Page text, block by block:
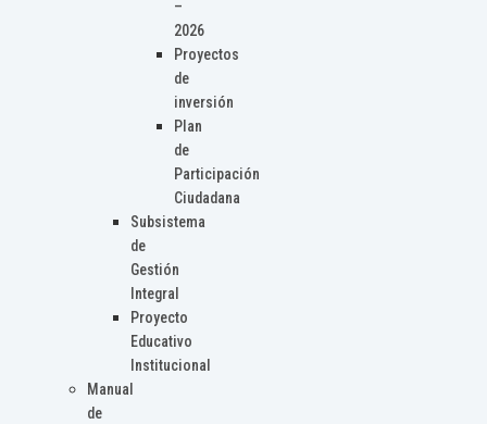
–
2026
Proyectos
de
inversión
Plan
de
Participación
Ciudadana
Subsistema
de
Gestión
Integral
Proyecto
Educativo
Institucional
Manual
de